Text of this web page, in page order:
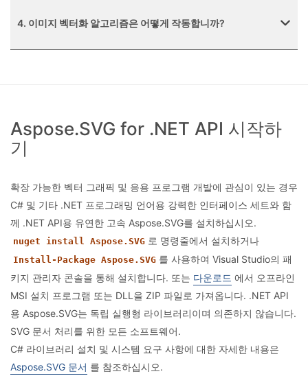
4. 이미지 벡터화 알고리즘은 어떻게 작동합니까?
Aspose.SVG for .NET API 시작하
기
확장 가능한 벡터 그래픽 및 응용 프로그램 개발에 관심이 있는 경우
C# 및 기타 .NET 프로그래밍 언어용 강력한 인터페이스 세트와 함
께 .NET API용 유연한 고속 Aspose.SVG를 설치하십시오.
nuget install Aspose.SVG 로 명령줄에서 설치하거나
Install-Package Aspose.SVG 를 사용하여 Visual Studio의 패
키지 관리자 콘솔을 통해 설치합니다. 또는 다운로드 에서 오프라인
MSI 설치 프로그램 또는 DLL을 ZIP 파일로 가져옵니다. .NET API
용 Aspose.SVG는 독립 실행형 라이브러리이며 의존하지 않습니다.
SVG 문서 처리를 위한 모든 소프트웨어.
C# 라이브러리 설치 및 시스템 요구 사항에 대한 자세한 내용은
Aspose.SVG 문서 를 참조하십시오.